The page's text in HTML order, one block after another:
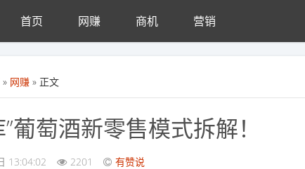
首页 网赚 商机 营销
» 网赚 » 正文
葡萄酒新零售模式拆解！
13:04:02 2201 有赞说